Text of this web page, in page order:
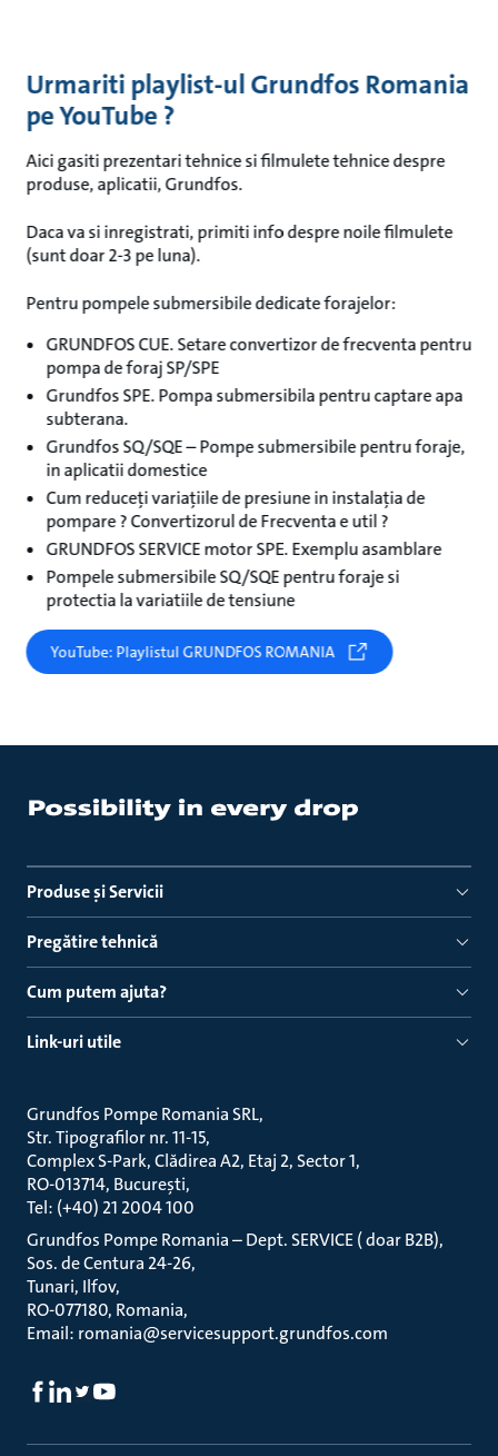
Urmariti playlist-ul Grundfos Romania
pe YouTube ?
Aici gasiti prezentari tehnice si filmulete tehnice despre
produse, aplicatii, Grundfos.
Daca va si inregistrati, primiti info despre noile filmulete
(sunt doar 2-3 pe luna).
Pentru pompele submersibile dedicate forajelor:
GRUNDFOS CUE. Setare convertizor de frecventa pentru
pompa de foraj SP/SPE
Grundfos SPE. Pompa submersibila pentru captare apa
subterana.
Grundfos SQ/SQE – Pompe submersibile pentru foraje,
in aplicatii domestice
Cum reduceți variațiile de presiune in instalația de
pompare ? Convertizorul de Frecventa e util ?
GRUNDFOS SERVICE motor SPE. Exemplu asamblare
Pompele submersibile SQ/SQE pentru foraje si
protectia la variatiile de tensiune
YouTube: Playlistul GRUNDFOS ROMANIA
Produse ṣi Servicii
Pregătire tehnică
Cum putem ajuta?
Link-uri utile
Grundfos Pompe Romania SRL
Str. Tipografilor nr. 11-15
Complex S-Park, Clădirea A2, Etaj 2, Sector 1
RO-013714, București
Tel: (+40) 21 2004 100
Grundfos Pompe Romania – Dept. SERVICE ( doar B2B)
Sos. de Centura 24-26
Tunari, Ilfov
RO-077180, Romania
Email: romania@servicesupport.grundfos.com